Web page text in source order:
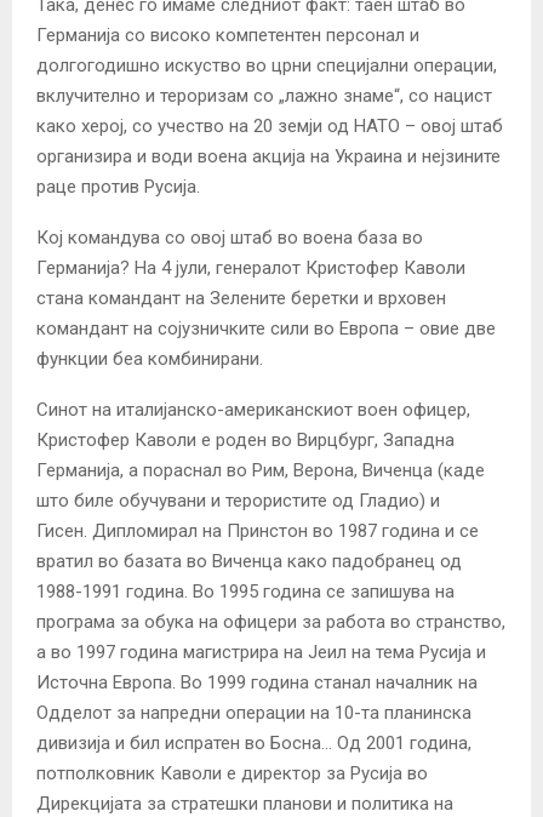
Така, денес го имаме следниот факт: таен штаб во
Германија со високо компетентен персонал и
долгогодишно искуство во црни специјални операции,
вклучително и тероризам со „лажно знаме“, со нацист
како херој, со учество на 20 земји од НАТО – овој штаб
организира и води воена акција на Украина и нејзините
раце против Русија.
Кој командува со овој штаб во воена база во
Германија? На 4 јули, генералот Кристофер Каволи
стана командант на Зелените беретки и врховен
командант на сојузничките сили во Европа – овие две
функции беа комбинирани.
Синот на италијанско-американскиот воен офицер,
Кристофер Каволи е роден во Вирцбург, Западна
Германија, а пораснал во Рим, Верона, Виченца (каде
што биле обучувани и терористите од Гладио) и
Гисен. Дипломирал на Принстон во 1987 година и се
вратил во базата во Виченца како падобранец од
1988-1991 година. Во 1995 година се запишува на
програма за обука на офицери за работа во странство,
а во 1997 година магистрира на Јеил на тема Русија и
Источна Европа. Во 1999 година станал началник на
Одделот за напредни операции на 10-та планинска
дивизија и бил испратен во Босна… Од 2001 година,
потполковник Каволи е директор за Русија во
Дирекцијата за стратешки планови и политика на